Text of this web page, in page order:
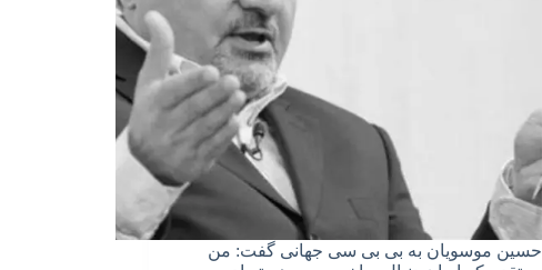
حسین موسویان به بی بی سی جهانی گفت: من